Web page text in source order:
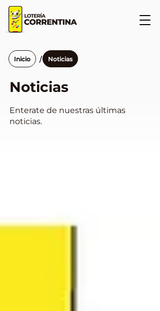
Inicio / Noticias
Noticias
Enterate de nuestras últimas
noticias.